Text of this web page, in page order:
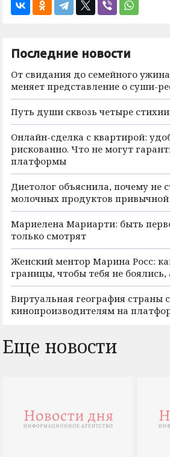
Последние новости
От свидания до семейного ужина:
меняет представление о суши-
Путь души сквозь четыре стихии
Онлайн-сделка с квартирой:
рискованно. Что не могут
платформы
Диетолог объяснила, почему не
молочных продуктов
Мариелена Мариарти: быть
только смотрят
Женский ментор Марина Росс:
границы, чтобы тебя не
Виртуальная география страны
кинопроизводителям на
Еще новости